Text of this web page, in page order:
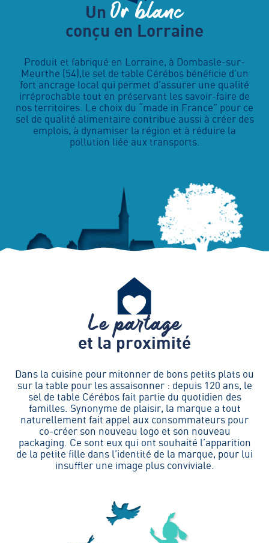
Un Or blanc
conçu en Lorraine
Produit et fabriqué en Lorraine, à Dombasle-sur-
Meurthe (54),le sel de table Cérébos bénéficie d’un
fort ancrage local qui permet d’assurer une qualité
irréprochable tout en préservant les savoir-faire de
nos territoires. Le choix du “made in France” pour ce
sel de qualité alimentaire contribue aussi à créer des
emplois, à dynamiser la région et à réduire la
pollution liée aux transports.
Le partage
et la proximité
Dans la cuisine pour mitonner de bons petits plats ou
sur la table pour les assaisonner : depuis 120 ans, le
sel de table Cérébos fait partie du quotidien des
familles. Synonyme de plaisir, la marque a tout
naturellement fait appel aux consommateurs pour
co-créer son nouveau logo et son nouveau
packaging. Ce sont eux qui ont souhaité l’apparition
de la petite fille dans l’identité de la marque, pour lui
insuffler une image plus conviviale.